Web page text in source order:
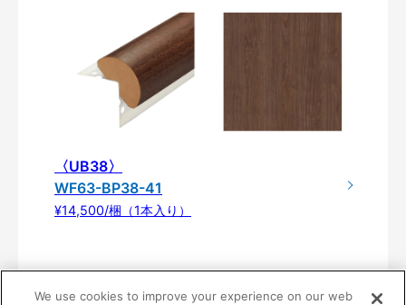
〈UB38〉
WF63-BP38-41
¥14,500/梱（1本入り）
We use cookies to improve your experience on our web